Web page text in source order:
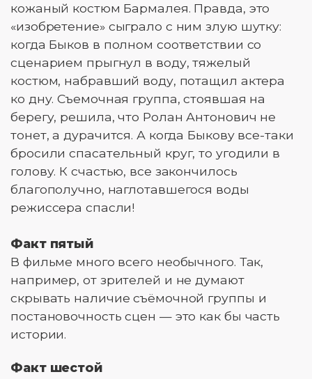
кожаный костюм Бармалея. Правда, это
«изобретение» сыграло с ним злую шутку:
когда Быков в полном соответствии со
сценарием прыгнул в воду, тяжелый
костюм, набравший воду, потащил актера
ко дну. Съемочная группа, стоявшая на
берегу, решила, что Ролан Антонович не
тонет, а дурачится. А когда Быкову все-таки
бросили спасательный круг, то угодили в
голову. К счастью, все закончилось
благополучно, наглотавшегося воды
режиссера спасли!
Факт пятый
В фильме много всего необычного. Так,
например, от зрителей и не думают
скрывать наличие съёмочной группы и
постановочность сцен — это как бы часть
истории.
Факт шестой